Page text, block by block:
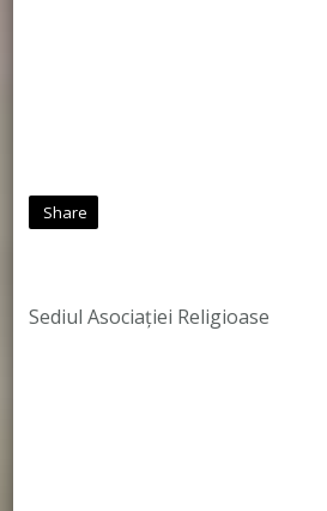
Share
Sediul Asociației Religioase